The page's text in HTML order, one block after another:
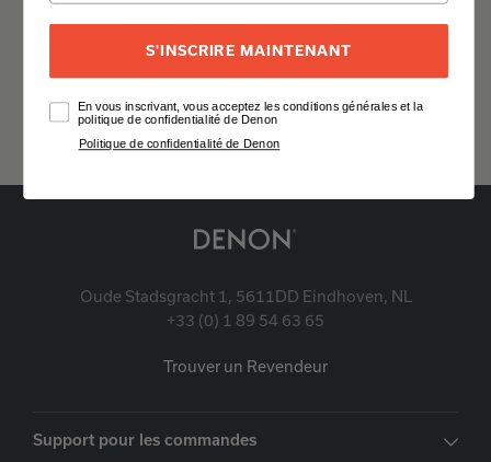
Développer tout
Oude Stadsgracht 1, 5611DD Eindhoven, NL
+33 (0) 1 89 54 63 65
Trouver un Revendeur
Support pour les commandes
S'INSCRIRE MAINTENANT
En vous inscrivant, vous acceptez les conditions générales et la
politique de confidentialité de Denon
Politique de confidentialité de Denon